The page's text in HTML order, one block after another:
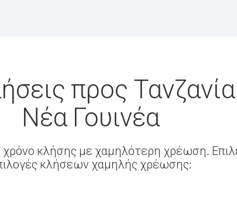
προς
Νέα Γουινέα
κλήσης με χαμηλότερη χρέωση.
κλήσεων χαμηλής χρέωσης: